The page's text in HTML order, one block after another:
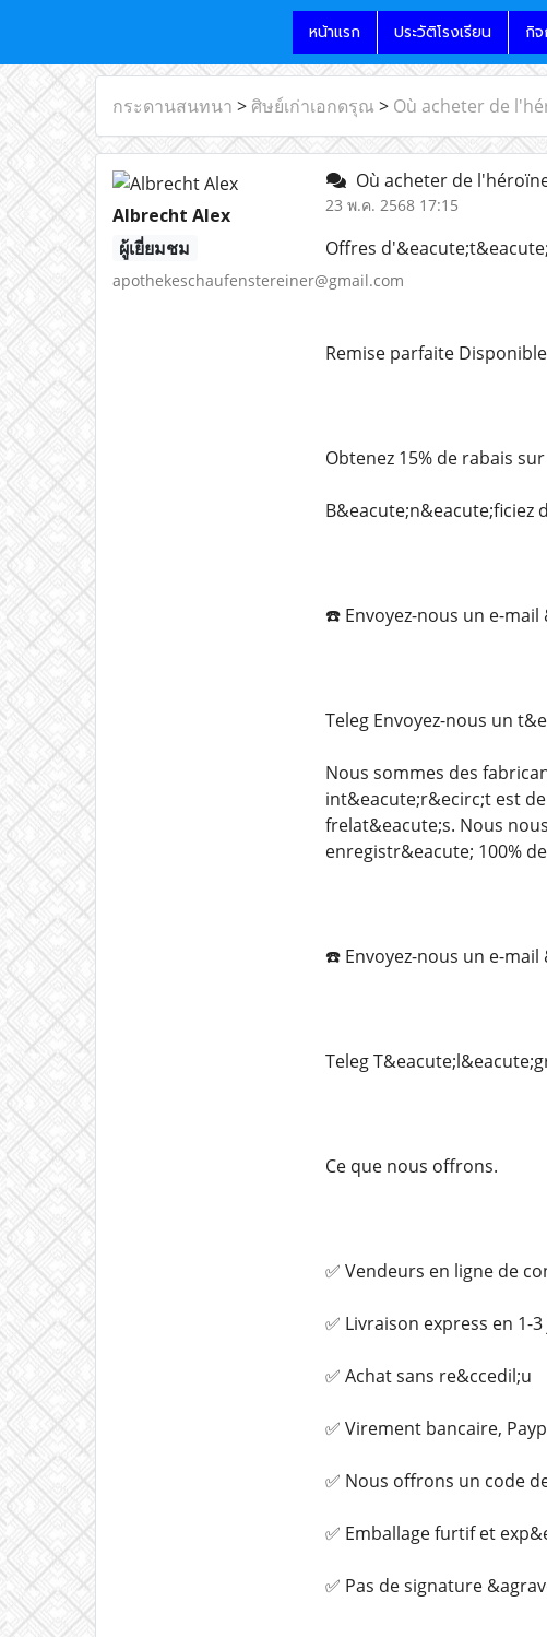
หน้าแรก ประวัติโรงเรียน กิ
กระดานสนทนา > ศิษย์เก่าเอกดรุณ > Où acheter de
Albrecht Alex
ผู้เยี่ยมชม
apothekeschaufenstereiner@gmail.com
Où acheter de
23 พ.ค. 2568 17:15
Offres
Remise parfaite
Obtenez 15% de rabais
B&eacute;n&eacute;ficiez
☎️ Envoyez-nous un e-
Teleg️ Envoyez-nous un
Nous sommes des
int&eacute;r&ecirc;t est
frelat&eacute;s. Nous
enregistr&eacute; 100%
☎️ Envoyez-nous un e-
Teleg️
Ce que nous offrons.
✅ Vendeurs en ligne de
✅ Livraison express en 1-
✅ Achat sans re&ccedil;u
✅ Virement bancaire,
✅ Nous offrons un code
✅ Emballage furtif et
✅ Pas de signature